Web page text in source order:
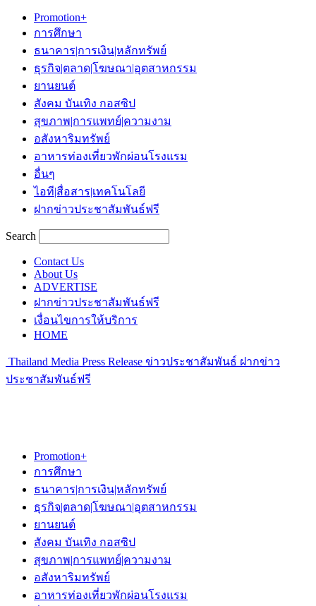
Promotion+
การศึกษา
ธนาคาร|การเงิน|หลักทรัพย์
ธุรกิจ|ตลาด|โฆษณา|อุตสาหกรรม
ยานยนต์
สังคม บันเทิง กอสซิป
สุขภาพ|การแพทย์|ความงาม
อสังหาริมทรัพย์
อาหารท่องเที่ยวพักผ่อนโรงแรม
อื่นๆ
ไอที|สื่อสาร|เทคโนโลยี
ฝากข่าวประชาสัมพันธ์ฟรี
Search
Contact Us
About Us
ADVERTISE
ฝากข่าวประชาสัมพันธ์ฟรี
เงื่อนไขการให้บริการ
HOME
Thailand Media Press Release ข่าวประชาสัมพันธ์ ฝากข่าว
ประชาสัมพันธ์ฟรี
Promotion+
การศึกษา
ธนาคาร|การเงิน|หลักทรัพย์
ธุรกิจ|ตลาด|โฆษณา|อุตสาหกรรม
ยานยนต์
สังคม บันเทิง กอสซิป
สุขภาพ|การแพทย์|ความงาม
อสังหาริมทรัพย์
อาหารท่องเที่ยวพักผ่อนโรงแรม